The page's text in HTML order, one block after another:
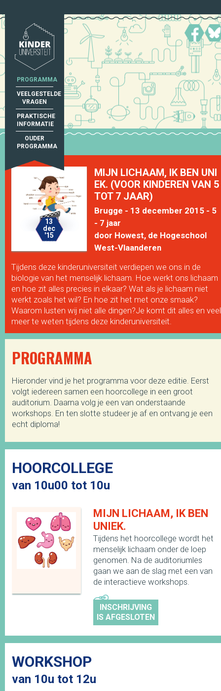
PROGRAMMA
VEELGESTELDE
VRAGEN
PRAKTISCHE
INFORMATIE
OUDER
PROGRAMMA
13
dec
'15
MIJN LICHAAM, IK BEN UNI
EK. (VOOR KINDEREN VAN 5
TOT 7 JAAR)
Brugge - 13 december 2015 - 5
- 7 jaar
door Howest, de Hogeschool
West-Vlaanderen
Tijdens deze kinderuniversiteit verdiepen we ons in de
biologie van het menselijk lichaam. Hoe werkt ons lichaam
en hoe zit alles precies in elkaar? Wat als je lichaam niet
werkt zoals het wil? En hoe zit het met onze smaak?
Waarom lusten wij niet alle dingen?Je komt dit alles en veel
meer te weten tijdens deze kinderuniversiteit.
PROGRAMMA
Hieronder vind je het programma voor deze editie. Eerst
volgt iedereen samen een hoorcollege in een groot
auditorium. Daarna volg je een van onderstaande
workshops. En ten slotte studeer je af en ontvang je een
echt diploma!
HOORCOLLEGE
van 10u00 tot 10u
MIJN LICHAAM, IK BEN
UNIEK.
Tijdens het hoorcollege wordt het
menselijk lichaam onder de loep
genomen. Na de auditoriumles
gaan we aan de slag met een van
de interactieve workshops.
INSCHRIJVING
IS AFGESLOTEN
WORKSHOP
van 10u tot 12u